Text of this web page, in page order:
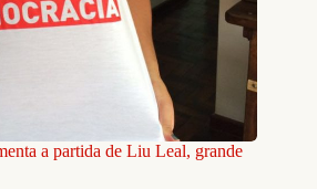
a partida de Liu Leal, grande